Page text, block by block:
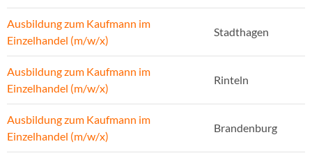
Ausbildung zum Kaufmann im
Einzelhandel (m/w/x)
Stadthagen
Ausbildung zum Kaufmann im
Einzelhandel (m/w/x)
Rinteln
Ausbildung zum Kaufmann im
Einzelhandel (m/w/x)
Brandenburg